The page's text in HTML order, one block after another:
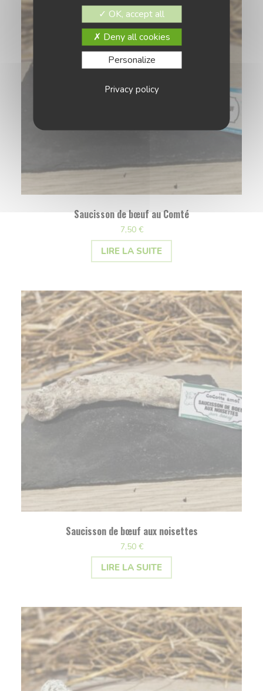
Saucisson de bœuf au Comté
7,50 €
LIRE LA SUITE
Saucisson de bœuf aux noisettes
7,50 €
LIRE LA SUITE
OK, accept all
Deny all cookies
Personalize
Privacy policy